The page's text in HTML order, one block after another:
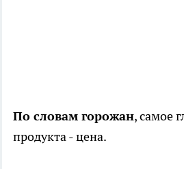
По словам горожан, самое
продукта - цена.